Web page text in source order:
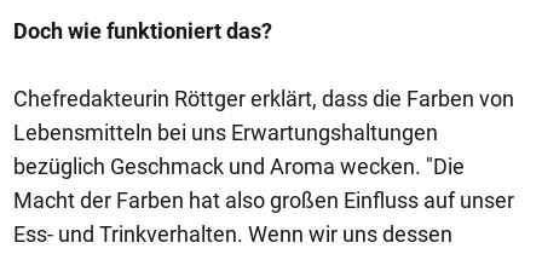
Doch wie funktioniert das?
Chefredakteurin Röttger erklärt, dass die Farben von
Lebensmitteln bei uns Erwartungshaltungen
bezüglich Geschmack und Aroma wecken. "Die
Macht der Farben hat also großen Einfluss auf unser
Ess- und Trinkverhalten. Wenn wir uns dessen